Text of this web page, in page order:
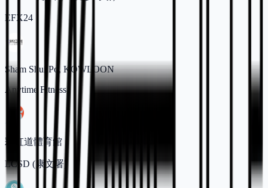
EFX24
Sham Shui Po, KOWLOON
Anytime Fitness
彩虹道體育館
LCSD (康文署)